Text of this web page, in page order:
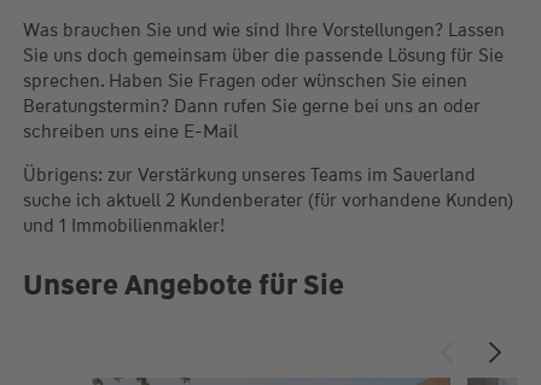
Was brauchen Sie und wie sind Ihre Vorstellungen? Lassen
Sie uns doch gemeinsam über die passende Lösung für Sie
sprechen. Haben Sie Fragen oder wünschen Sie einen
Beratungstermin? Dann rufen Sie gerne bei uns an oder
schreiben uns eine E-Mail
Übrigens: zur Verstärkung unseres Teams im Sauerland
suche ich aktuell 2 Kundenberater (für vorhandene Kunden)
und 1 Immobilienmakler!
Unsere Angebote für Sie